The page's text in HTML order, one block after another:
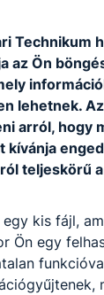
vonz,
is érdekel.
logikus
RENDELKEZŐ
Technikum
az Ön
lehetnek.
arról, hogy
kívánja
teljeskörű a
kis fájl,
Ön egy